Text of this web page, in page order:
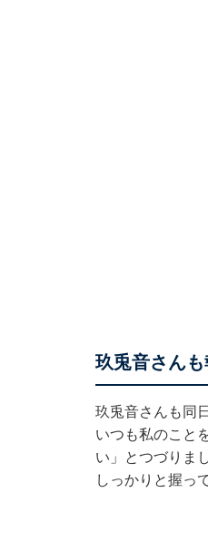
玖兎音さんも
玖兎音さんも同
いつも私のこと
い」とつづりま
しっかりと握っ